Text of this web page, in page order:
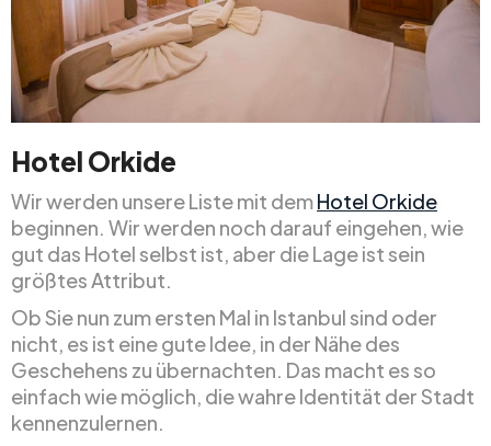
Hotel Orkide
Wir werden unsere Liste mit demHotel Orkide
beginnen. Wir werden noch darauf eingehen, wie
gut das Hotel selbst ist, aber die Lage ist sein
größtes Attribut.
Ob Sie nun zum ersten Mal in Istanbul sind oder
nicht, es ist eine gute Idee, in der Nähe des
Geschehens zu übernachten. Das macht es so
einfach wie möglich, die wahre Identität der Stadt
kennenzulernen.